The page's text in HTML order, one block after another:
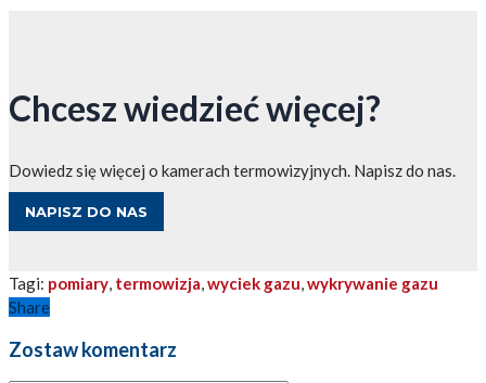
Chcesz wiedzieć więcej?
Dowiedz się więcej o kamerach termowizyjnych. Napisz do nas.
NAPISZ DO NAS
Tagi: pomiary, termowizja,wyciek gazu,wykrywanie gazu
Share
Zostaw komentarz